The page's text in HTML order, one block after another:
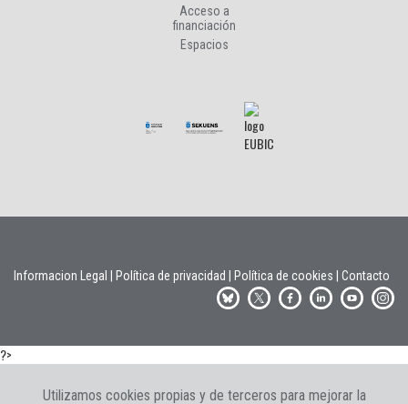
Acceso a
financiación
Espacios
Informacion Legal Política de privacidad Política de cookies Contacto
?>
Utilizamos cookies propias y de terceros para mejorar la